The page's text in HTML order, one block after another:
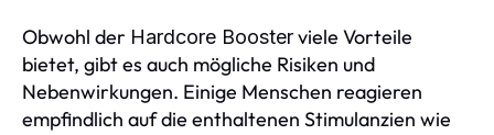
Obwohl der Hardcore Boosterviele Vorteile
bietet, gibt es auch mögliche Risiken und
Nebenwirkungen. Einige Menschen reagieren
empfindlich auf die enthaltenen Stimulanzien wie